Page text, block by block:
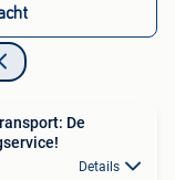
De
Details